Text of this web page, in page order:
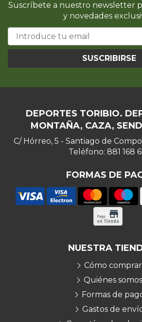
Suscríbete a nuestro newsletter
y novedades
SUSCRIBIRSE
DEPORTES TORIBIO.
MONTAÑA, CAZA,
C/ Hórreo, 5 - Santiago de
Teléfono: 881 168
FORMAS DE
NUESTRA
Cómo comprar
Quiénes somos
Formas de
Gastos de